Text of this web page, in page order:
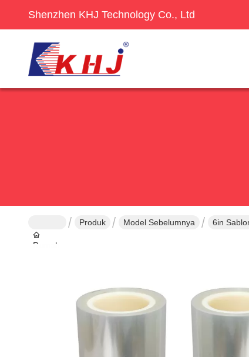
Shenzhen KHJ Technology Co., Ltd
Rumah
Produk Model Sebelumnya 6in